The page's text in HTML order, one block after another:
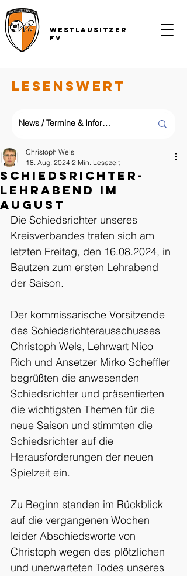
Westlausitzer
FV
LESENSWERT
Schiedsrichter-
Lehrabend im
August
Christoph Wels
18. Aug. 2024 2 Min. Lesezeit
Die Schiedsrichter unseres
Kreisverbandes trafen sich am
letzten Freitag, den 16.08.2024, in
Bautzen zum ersten Lehrabend
der Saison.
Der kommissarische Vorsitzende
des Schiedsrichterausschusses
Christoph Wels, Lehrwart Nico
Rich und Ansetzer Mirko Scheffler
begrüßten die anwesenden
Schiedsrichter und präsentierten
die wichtigsten Themen für die
neue Saison und stimmten die
Schiedsrichter auf die
Herausforderungen der neuen
Spielzeit ein.
Zu Beginn standen im Rückblick
auf die vergangenen Wochen
leider Abschiedsworte von
Christoph wegen des plötzlichen
und unerwarteten Todes unseres